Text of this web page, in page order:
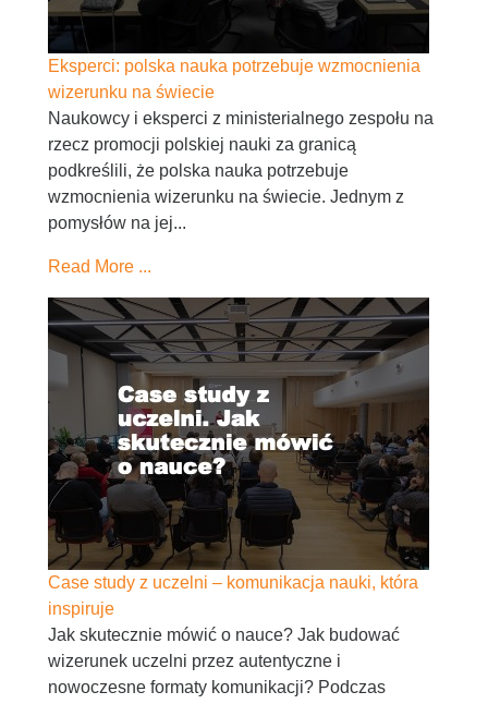
Eksperci: polska nauka potrzebuje wzmocnienia
wizerunku na świecie
Naukowcy i eksperci z ministerialnego zespołu na
rzecz promocji polskiej nauki za granicą
podkreślili, że polska nauka potrzebuje
wzmocnienia wizerunku na świecie. Jednym z
pomysłów na jej...
Read More ...
Case study z uczelni – komunikacja nauki, która
inspiruje
Jak skutecznie mówić o nauce? Jak budować
wizerunek uczelni przez autentyczne i
nowoczesne formaty komunikacji? Podczas